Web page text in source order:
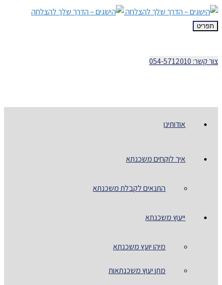
תפריט
צור קשר: 054-5712010
אודותינו
איך לוקחים משכנתא
התנאים לקבלת משכנתא
ייעוץ משכנתא
מיהו יועץ משכנתא
מתן יעוץ משכנתאות